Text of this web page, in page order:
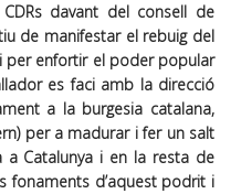
davant del consell de
de manifestar el rebuig del
per enfortir el poder popular
es faci amb la direcció
a la burgesia catalana,
per a madurar i fer un salt
Catalunya i en la resta de
fonaments d’aquest podrit i